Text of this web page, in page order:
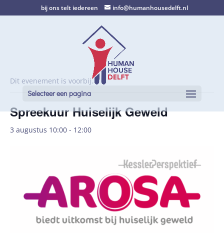
bij ons telt iedereen info@humanhousedelft.nl
Selecteer een pagina
Dit evenement is voorbij.
Spreekuur Huiselijk Geweld
3 augustus 10:00 - 12:00